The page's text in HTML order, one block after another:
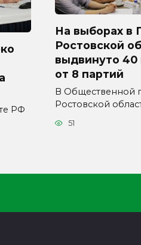
РФ
На выборах в
Ростовской
выдвинуто 40
от 8 партий
В Общественной
Ростовской
51